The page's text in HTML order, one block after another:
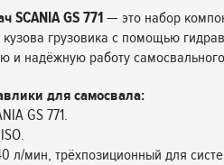
SCANIA GS 771 — это набор
грузовика с помощью
и надёжную работу
для самосвала:
GS 771.
л/мин, трёхпозиционный для